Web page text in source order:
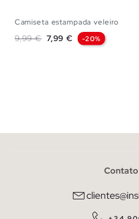
Camiseta estampada veleiro
Preço normal
9,99 € Preço
7,99 € -20%
Contato